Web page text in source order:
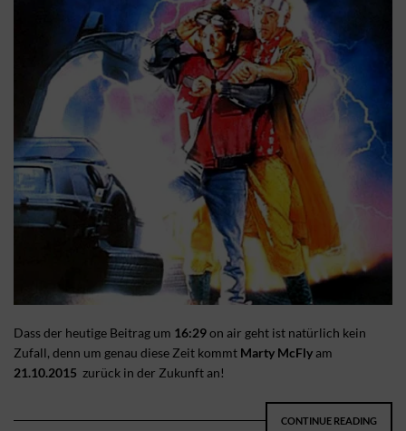
Dass der heutige Beitrag um 16:29on air geht ist natürlich kein
Zufall, denn um genau diese Zeit kommt Marty McFly am
21.10.2015 zurück in der Zukunft an!
CONTINUE READING